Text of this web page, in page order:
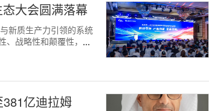
大会圆满落幕
新质生产力引领的系统
、战略性和颠覆性，应
亿迪拉姆